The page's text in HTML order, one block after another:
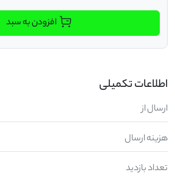
افزودن به سبد
اطلاعات تکمیلی
ارسال از
هزینه ارسال
تعداد بازدید